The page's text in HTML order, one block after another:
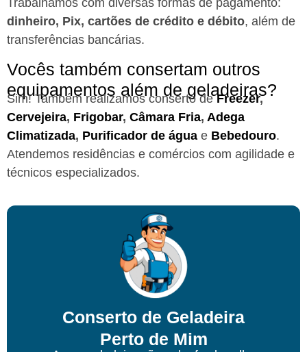
Trabalhamos com diversas formas de pagamento:
dinheiro, Pix, cartões de crédito e débito, além de
transferências bancárias.
Vocês também consertam outros
equipamentos além de geladeiras?
Sim! Também realizamos conserto deFreezer,
Cervejeira, Frigobar, Câmara Fria, Adega
Climatizada, Purificador de água e Bebedouro.
Atendemos residências e comércios com agilidade e
técnicos especializados.
Conserto de Geladeira
Perto de Mim